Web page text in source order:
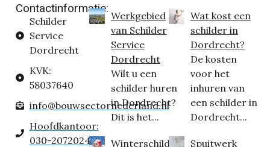
Contactinformatie:
Schilder
Service
Dordrecht
KVK:
58037640
info@bouwsectornederland.nl
Hoofdkantoor:
030-2072024
Werkgebied
van Schilder
Service
Dordrecht
Wilt u een
schilder huren
in Dordrecht?
Dit is het...
Winterschilder
Wat kost een
schilder in
Dordrecht?
De kosten
voor het
inhuren van
een schilder in
Dordrecht...
Spuitwerk